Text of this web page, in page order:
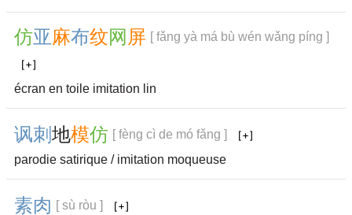
仿亚麻布纹网 屏 [ fǎng yà má bù wén wǎng píng ]
écran en toile imitation lin
讽刺地模仿 [ fèng cì de mó fǎng ]
parodie satirique / imitation moqueuse
素肉 [ sù ròu ]